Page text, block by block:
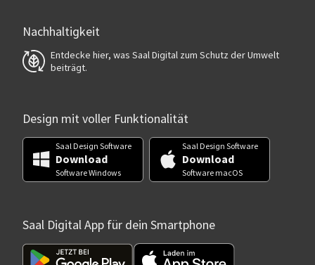
Nachhaltigkeit
Entdecke hier, was Saal Digital zum Schutz der Umwelt
beiträgt.
Design mit voller Funktionalität
Saal Design Software
Download
Software Windows
Saal Design Software
Download
Software macOS
Saal Digital App für dein Smartphone